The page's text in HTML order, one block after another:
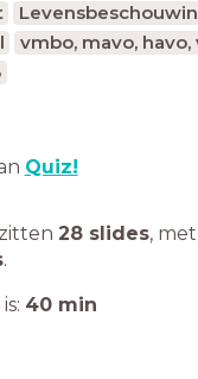
vmbo, mavo, havo,
Quiz!
28 slides, met
.
40 min